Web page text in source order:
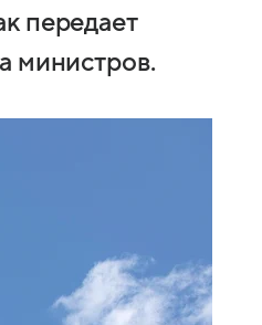
передает
министров.